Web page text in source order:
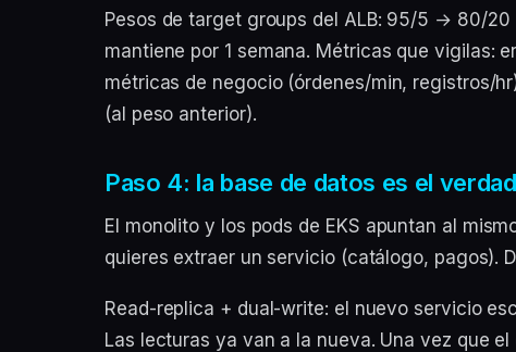
Pesos de target groups del ALB: 95/5 → 80/
mantiene por 1 semana. Métricas que vigilas:
métricas de negocio (órdenes/min, registros/
(al peso anterior).
Paso 4: la base de datos es el
El monolito y los pods de EKS apuntan al
quieres extraer un servicio (catálogo, pagos).
Read-replica + dual-write: el nuevo servicio
Las lecturas ya van a la nueva. Una vez que